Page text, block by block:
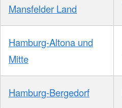
Mansfelder Land
Hamburg-Altona und
Mitte
Hamburg-Bergedorf